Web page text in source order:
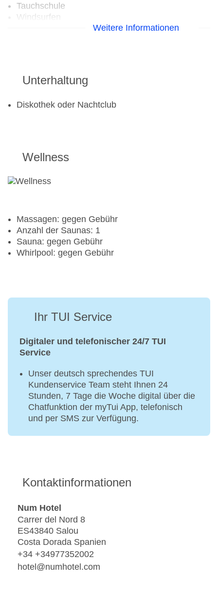
Tauchschule
Windsurfen
Aerobic
Fitnessraum
Weitere Informationen
Unterhaltung
Diskothek oder Nachtclub
Wellness
Massagen: gegen Gebühr
Anzahl der Saunas: 1
Sauna: gegen Gebühr
Whirlpool: gegen Gebühr
Ihr TUI Service
Digitaler und telefonischer 24/7 TUI
Service
Unser deutsch sprechendes TUI
Kundenservice Team steht Ihnen 24
Stunden, 7 Tage die Woche digital über die
Chatfunktion der myTui App, telefonisch
und per SMS zur Verfügung.
Kontaktinformationen
Num Hotel
Carrer del Nord 8
ES43840 Salou
Costa Dorada Spanien
+34 +34977352002
hotel@numhotel.com